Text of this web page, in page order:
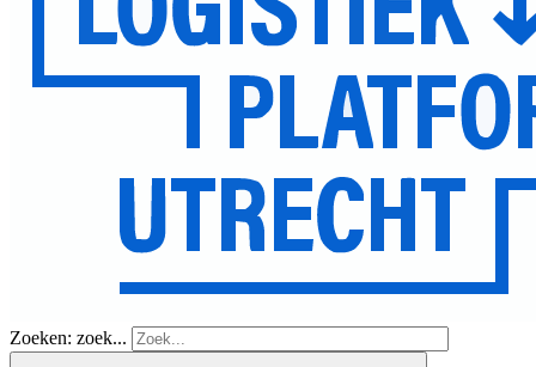
Zoeken: zoek...